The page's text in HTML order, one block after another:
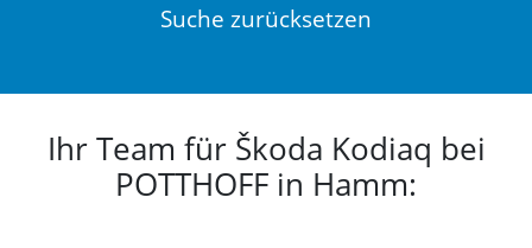
Suche zurücksetzen
Ihr Team für Škoda Kodiaq bei
POTTHOFF in Hamm: